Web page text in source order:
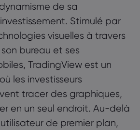
de sa
Stimulé par
visuelles à travers
bureau et ses
TradingView est un
les investisseurs
tracer des graphiques,
en un seul endroit. Au-delà
de premier plan,